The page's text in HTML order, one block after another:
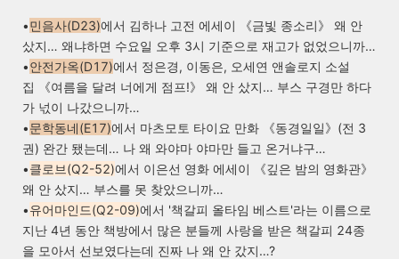
•민음사(D23)에서 김하나 고전 에세이 《금빛 종소리》
왜 안
샀지… 왜냐하면 수요일 오후 3시 기준으로 재고가 없었으니까…
•안전가옥(D17)에서 정은경, 이동은, 오세연 앤솔로지 소설
집
《여름을 달려 너에게 점프!》 왜 안 샀지… 부스 구경만 하다
가 넋이 나갔으니까…
•문학동네(E17)에서 마츠모토 타이요 만화 《동경일일》 (전 3
권) 완간 됐는데… 나 왜 와야마 야마만 들고 온거냐구…
•클로브(Q2-52)에서 이은선 영화 에세이 《깊은 밤의 영화관》
왜 안 샀지… 부스를 못 찾았으니까…
•유어마인드(Q2-09)에서 '책갈피 올타임 베스트'라는 이름으로
지난 4년 동안 책방에서 많은 분들께 사랑을 받은 책갈피 24종
을 모아서 선보였다는데 진짜 나 왜 안 갔지…?